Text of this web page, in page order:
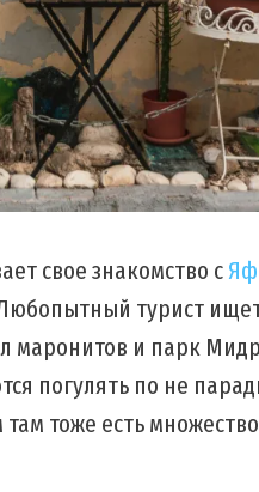
свое знакомство с
турист
маронитов и парк
погулять по не
тоже есть